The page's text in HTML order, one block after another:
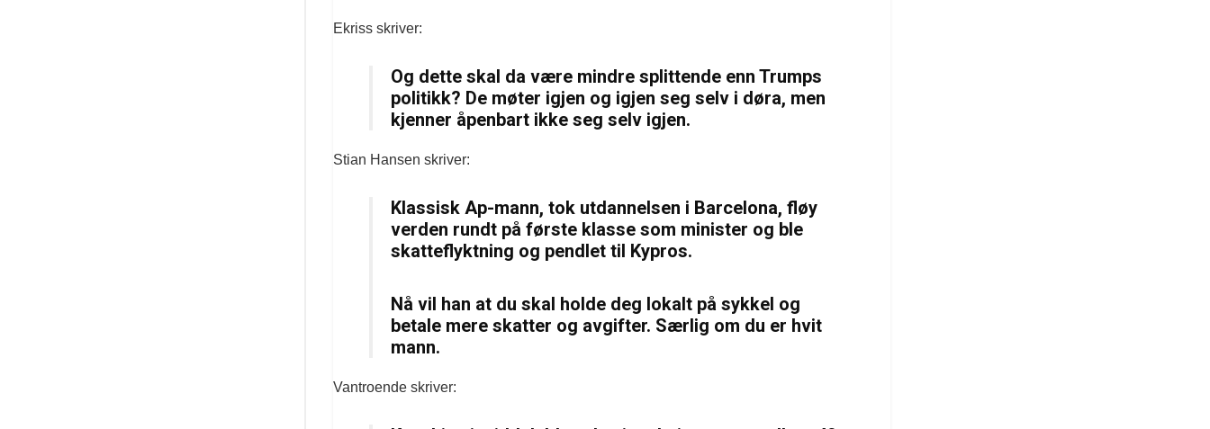
Ekriss skriver:
Og dette skal da være mindre splittende enn Trumps
politikk? De møter igjen og igjen seg selv i døra, men
kjenner åpenbart ikke seg selv igjen.
Stian Hansen skriver:
Klassisk Ap-mann, tok utdannelsen i Barcelona, fløy
verden rundt på første klasse som minister og ble
skatteflyktning og pendlet til Kypros.
Nå vil han at du skal holde deg lokalt på sykkel og
betale mere skatter og avgifter. Særlig om du er hvit
mann.
Vantroende skriver: